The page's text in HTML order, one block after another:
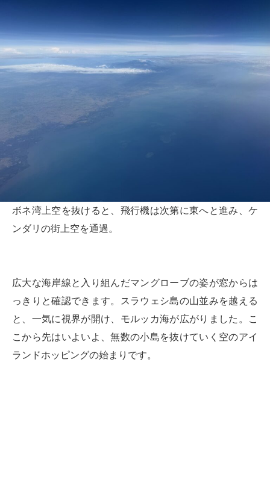
ボネ湾上空を抜けると、飛行機は次第に東へと進み、ケ
ンダリの街上空を通過。
広大な海岸線と入り組んだマングローブの姿が窓からは
っきりと確認できます。スラウェシ島の山並みを越える
と、一気に視界が開け、モルッカ海が広がりました。こ
こから先はいよいよ、無数の小島を抜けていく空のアイ
ランドホッピングの始まりです。